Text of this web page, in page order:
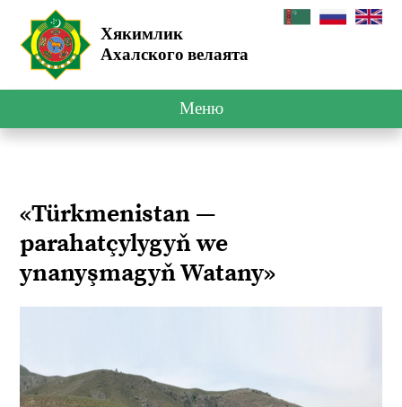
Хякимлик
Ахалского велаята
Меню
«Türkmenistan —
parahatçylygyň we
ynanyşmagyň Watany»